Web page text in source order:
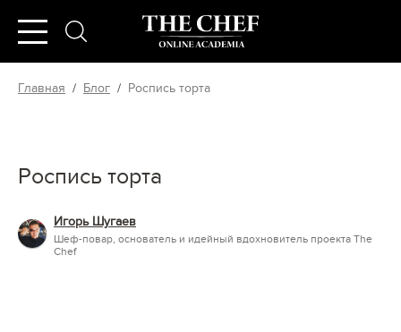
Главная / Блог / Роспись торта
Роспись торта
Игорь Шугаев
Шеф-повар, основатель и идейный вдохновитель проекта The
Chef